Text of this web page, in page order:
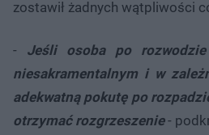
zostawił żadnych wątpliwości
- Jeśli osoba po
niesakramentalnym i w
adekwatną pokutę po
otrzymać rozgrzeszenie-